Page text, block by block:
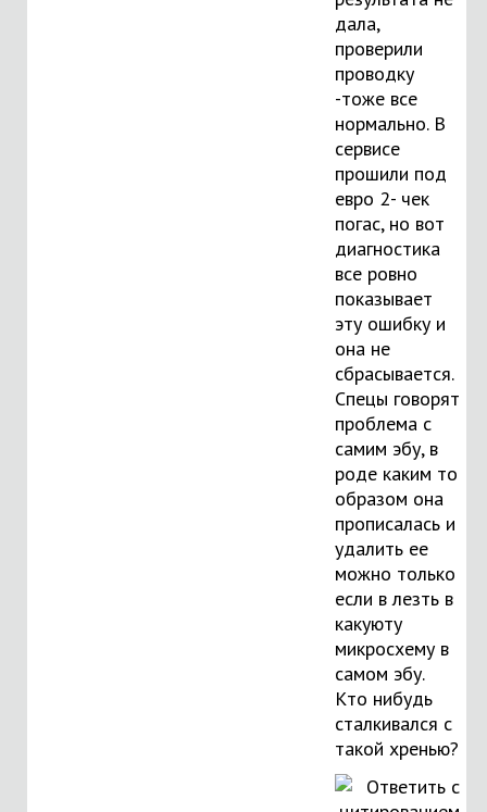
дала,
проверили
проводку
-тоже все
нормально. В
сервисе
прошили под
евро 2- чек
погас, но вот
диагностика
все ровно
показывает
эту ошибку и
она не
сбрасывается.
Спецы говорят
проблема с
самим эбу, в
роде каким то
образом она
прописалась и
удалить ее
можно только
если в лезть в
какуюту
микросхему в
самом эбу.
Кто нибудь
сталкивался с
такой хренью?